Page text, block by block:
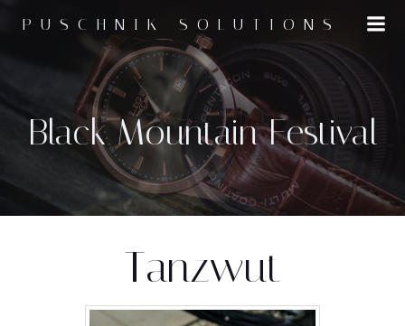
Inhalt
springen
PUSCHNIK SOLUTIONS
Black Mountain Festival
Tanzwut